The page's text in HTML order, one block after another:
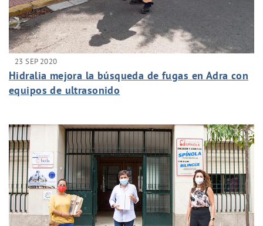
23 SEP 2020
Hidralia mejora la búsqueda de fugas en Adra con
equipos de ultrasonido